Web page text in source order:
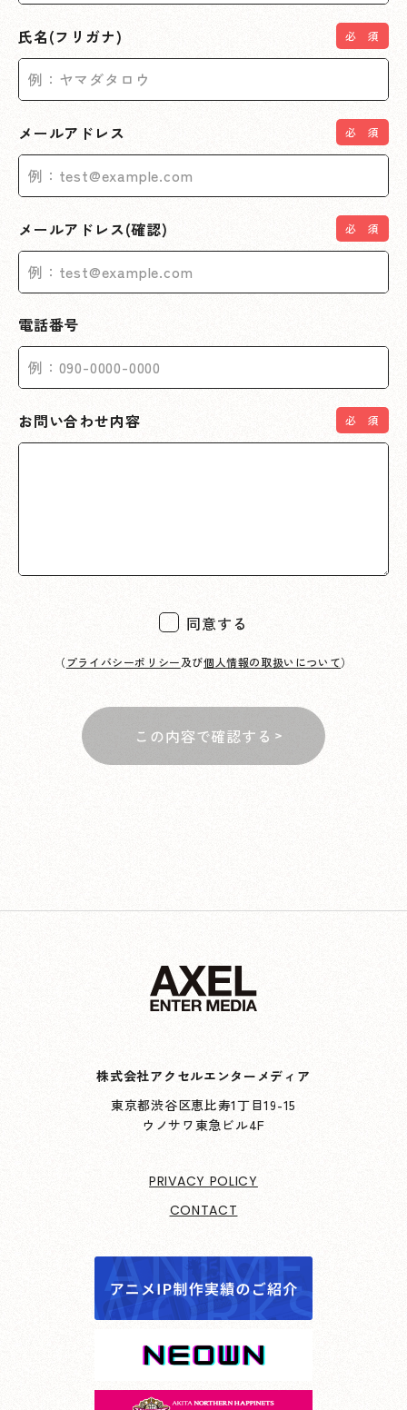
氏名(フリガナ)
メールアドレス
メールアドレス(確認)
電話番号
お問い合わせ内容
同意する
（プライバシーポリシー及び個人情報の取扱いについて）
この内容で確認する
株式会社アクセルエンターメディア
東京都渋谷区恵比寿1丁目19-15
ウノサワ東急ビル4F
PRIVACY POLICY
CONTACT